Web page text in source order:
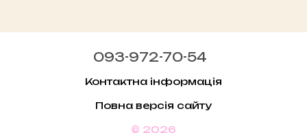
093-972-70-54
Контактна інформація
Повна версія сайту
© 2026